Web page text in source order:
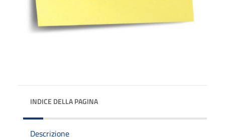
INDICE DELLA PAGINA
Descrizione